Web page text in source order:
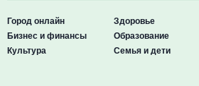
Город онлайн
Бизнес и финансы
Культура
Здоровье
Образование
Семья и дети